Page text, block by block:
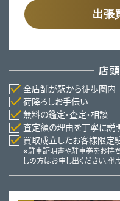
出張
店
全店舗が駅から徒歩圏内
荷降ろしお手伝い
無料の鑑定・査定・相談
査定額の理由を丁寧に説
買取成立したお客様限定
※駐車証明書や駐車券をお持
しの方はお申し出ください。他